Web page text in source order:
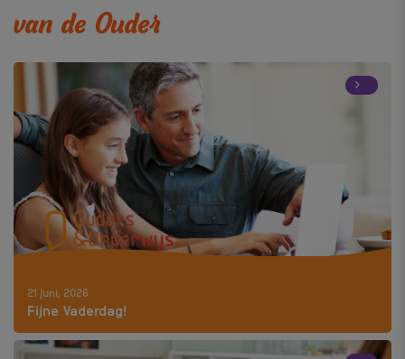
van de Ouder
21 juni, 2026
Fijne Vaderdag!